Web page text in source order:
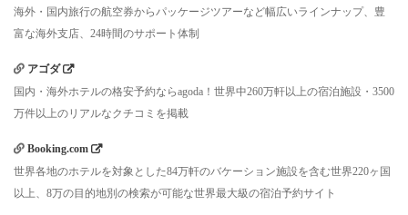
海外・国内旅行の航空券からパッケージツアーなど幅広いラインナップ、豊
富な海外支店、24時間のサポート体制
アゴダ
国内・海外ホテルの格安予約ならagoda！世界中260万軒以上の宿泊施設・3500
万件以上のリアルなクチコミを掲載
Booking.com
世界各地のホテルを対象とした84万軒のバケーション施設を含む世界220ヶ国
以上、8万の目的地別の検索が可能な世界最大級の宿泊予約サイト